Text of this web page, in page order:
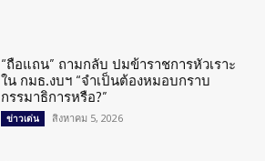
“ถือแถน” ถามกลับ ปมข้าราชการหัวเราะ
ใน กมธ.งบฯ “จำเป็นต้องหมอบกราบ
กรรมาธิการหรือ?”
ข่าวเด่น สิงหาคม 5, 2026